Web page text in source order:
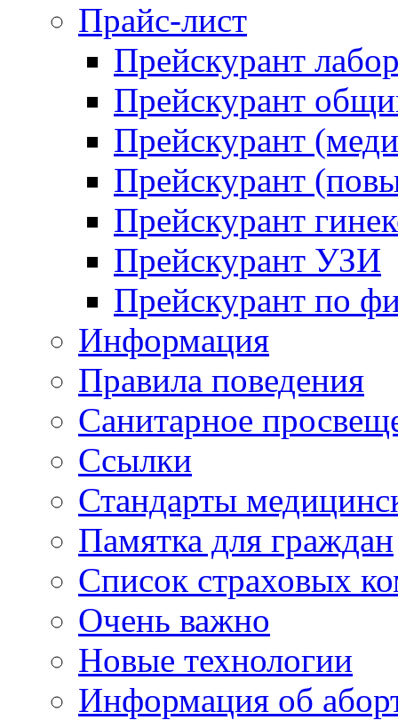
Прайс-лист
Прейскурант
Прейскурант
Прейскурант
Прейскурант
Прейскурант
Прейскурант УЗИ
Прейскурант по
Информация
Правила поведения
Санитарное
Ссылки
Стандарты
Памятка для граждан
Список страховых
Очень важно
Новые технологии
Информация об